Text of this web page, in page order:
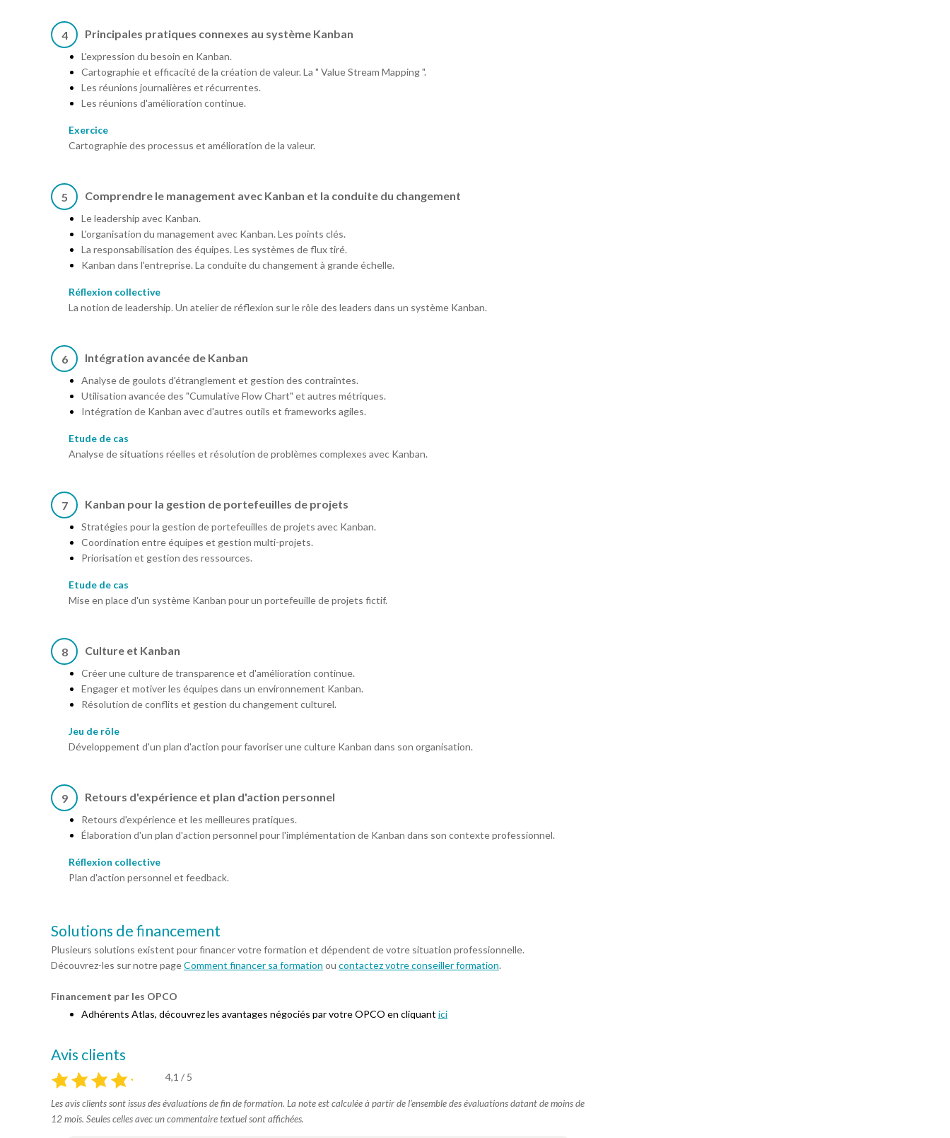
4 Principales pratiques connexes au système Kanban
L'expression du besoin en Kanban.
Cartographie et efficacité de la création de valeur. La " Value Stream Mapping ".
Les réunions journalières et récurrentes.
Les réunions d'amélioration continue.
Exercice
Cartographie des processus et amélioration de la valeur.
5 Comprendre le management avec Kanban et la conduite du changement
Le leadership avec Kanban.
L'organisation du management avec Kanban. Les points clés.
La responsabilisation des équipes. Les systèmes de flux tiré.
Kanban dans l'entreprise. La conduite du changement à grande échelle.
Réflexion collective
La notion de leadership. Un atelier de réflexion sur le rôle des leaders dans un système Kanban.
6 Intégration avancée de Kanban
Analyse de goulots d'étranglement et gestion des contraintes.
Utilisation avancée des "Cumulative Flow Chart" et autres métriques.
Intégration de Kanban avec d'autres outils et frameworks agiles.
Etude de cas
Analyse de situations réelles et résolution de problèmes complexes avec Kanban.
7 Kanban pour la gestion de portefeuilles de projets
Stratégies pour la gestion de portefeuilles de projets avec Kanban.
Coordination entre équipes et gestion multi-projets.
Priorisation et gestion des ressources.
Etude de cas
Mise en place d'un système Kanban pour un portefeuille de projets fictif.
8 Culture et Kanban
Créer une culture de transparence et d'amélioration continue.
Engager et motiver les équipes dans un environnement Kanban.
Résolution de conflits et gestion du changement culturel.
Jeu de rôle
Développement d'un plan d'action pour favoriser une culture Kanban dans son organisation.
9 Retours d'expérience et plan d'action personnel
Retours d'expérience et les meilleures pratiques.
Élaboration d'un plan d'action personnel pour l'implémentation de Kanban dans son contexte professionnel.
Réflexion collective
Plan d'action personnel et feedback.
Solutions de financement
Plusieurs solutions existent pour financer votre formation et dépendent de votre situation professionnelle.
Découvrez-les sur notre pageComment financer sa formation ou contactez votre conseiller formation.
Financement par les OPCO
Adhérents Atlas, découvrez les avantages négociés par votre OPCO en cliquant ici
Avis clients
4,1 / 5
Les avis clients sont issus des évaluations de fin de formation. La note est calculée à partir de l’ensemble des évaluations datant de moins de
12 mois. Seules celles avec un commentaire textuel sont affichées.